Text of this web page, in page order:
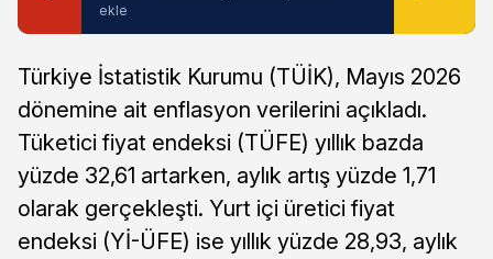
ekle
Türkiye İstatistik Kurumu (TÜİK), Mayıs 2026
dönemine ait enflasyon verilerini açıkladı.
Tüketici fiyat endeksi (TÜFE) yıllık bazda
yüzde 32,61 artarken, aylık artış yüzde 1,71
olarak gerçekleşti. Yurt içi üretici fiyat
endeksi (Yİ-ÜFE) ise yıllık yüzde 28,93, aylık